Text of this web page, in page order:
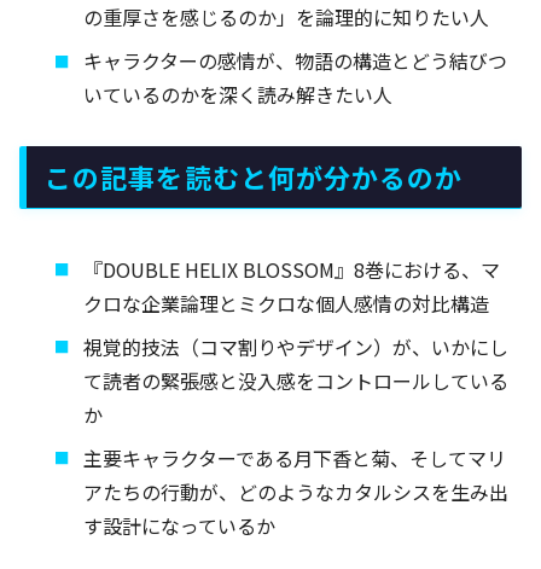
の重厚さを感じるのか」を論理的に知りたい人
キャラクターの感情が、物語の構造とどう結びつ
いているのかを深く読み解きたい人
この記事を読むと何が分かるのか
『DOUBLE HELIX BLOSSOM』8巻における、マ
クロな企業論理とミクロな個人感情の対比構造
視覚的技法（コマ割りやデザイン）が、いかにし
て読者の緊張感と没入感をコントロールしている
か
主要キャラクターである月下香と菊、そしてマリ
アたちの行動が、どのようなカタルシスを生み出
す設計になっているか